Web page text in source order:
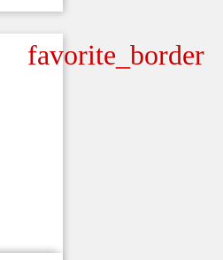
favorite_border